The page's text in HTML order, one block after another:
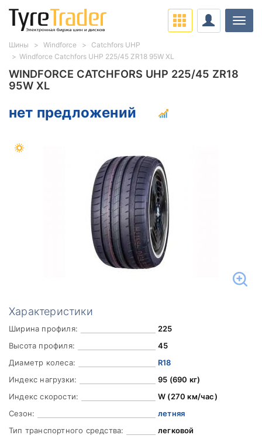
WINDFORCE CATCHFORS UHP 225/45 ZR18
95W XL
нет предложений
Характеристики
Ширина профиля:
225
Высота профиля:
45
Диаметр колеса:
R18
Индекс нагрузки:
95 (690 кг)
Индекс скорости:
W (270 км/час)
Сезон:
летняя
Тип транспортного средства:
легковой
Шины Windforce
Catchfors UHP
Windforce Catchfors UHP 225/45 ZR18 95W XL